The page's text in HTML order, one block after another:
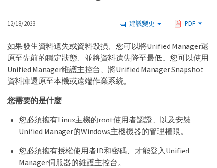
12/18/2023 建議變更 PDF
如果發生資料遺失或資料毀損、您可以將Unified Manager還
原至先前的穩定狀態、並將資料遺失降至最低。您可以使用
Unified Manager維護主控台、將Unified Manager Snapshot
資料庫還原至本機或遠端作業系統。
您需要的是什麼
您必須擁有Linux主機的root使用者認證、以及安裝
Unified Manager的Windows主機機器的管理權限。
您必須擁有授權使用者ID和密碼、才能登入Unified
Manager伺服器的維護主控台。